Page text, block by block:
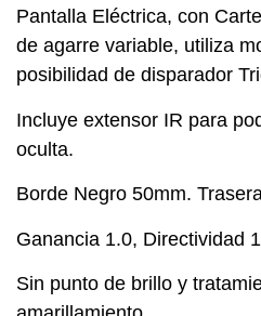
Pantalla Eléctrica, con
de agarre variable, utiliza
posibilidad de disparador
Incluye extensor IR para
oculta.
Borde Negro 50mm.
Ganancia 1.0, Directividad
Sin punto de brillo y